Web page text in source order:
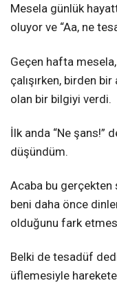
Mesela günlük
oluyor ve “Aa, ne
Geçen hafta
çalışırken, birden
olan bir bilgiyi verdi.
İlk anda “Ne şans!”
düşündüm.
Acaba bu gerçekten
beni daha önce
olduğunu fark
Belki de tesadüf
üflemesiyle